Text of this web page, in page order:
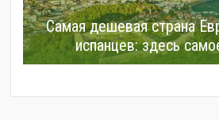
Самая дешевая страна
испанцев: здесь